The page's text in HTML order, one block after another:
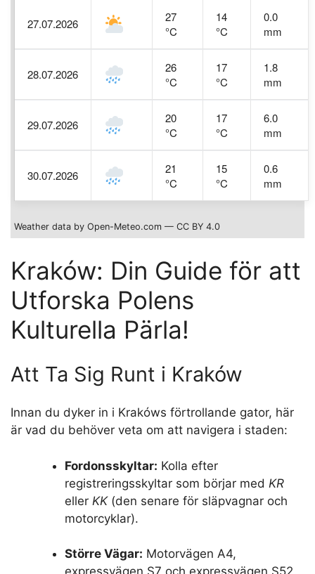
27.07.2026
27
°C
14
°C
0.0
mm
28.07.2026
26
°C
17
°C
1.8
mm
29.07.2026
20
°C
17
°C
6.0
mm
30.07.2026
21
°C
15
°C
0.6
mm
Weather data by Open-Meteo.com — CC BY 4.0
Kraków: Din Guide för att
Utforska Polens
Kulturella Pärla!
Att Ta Sig Runt i Kraków
Innan du dyker in i Krakóws förtrollande gator, här
är vad du behöver veta om att navigera i staden:
Fordonsskyltar: Kolla efter
registreringsskyltar som börjar med KR
eller KK(den senare för släpvagnar och
motorcyklar).
Större Vägar: Motorvägen A4,